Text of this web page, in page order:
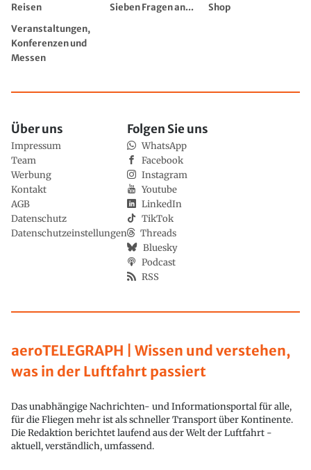
Reisen
Sieben Fragen an...
Shop
Veranstaltungen,
Konferenzen und
Messen
aeroTELEGRAPH | Wissen und verstehen,
was in der Luftfahrt passiert
Das unabhängige Nachrichten- und Informationsportal für alle,
für die Fliegen mehr ist als schneller Transport über Kontinente.
Die Redaktion berichtet laufend aus der Welt der Luftfahrt -
aktuell, verständlich, umfassend.
Über uns
Impressum
Team
Werbung
Kontakt
AGB
Datenschutz
Datenschutzeinstellungen
Folgen Sie uns
WhatsApp
Facebook
Instagram
Youtube
LinkedIn
TikTok
Threads
Bluesky
Podcast
RSS